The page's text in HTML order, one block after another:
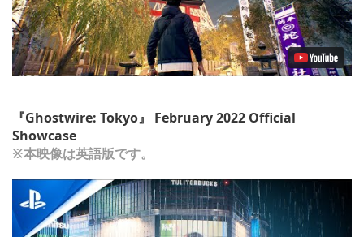
『Ghostwire: Tokyo』 February 2022 Official
Showcase
※本映像は英語版です。